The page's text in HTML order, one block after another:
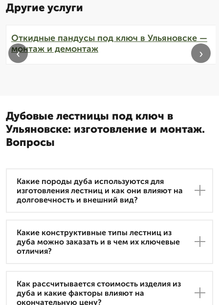
Другие услуги
Откидные пандусы под ключ в Ульяновске —
монтаж и демонтаж
‹ ›
Дубовые лестницы под ключ в
Ульяновске: изготовление и монтаж.
Вопросы
Какие породы дуба используются для
изготовления лестниц и как они влияют на
долговечность и внешний вид?
Какие конструктивные типы лестниц из
дуба можно заказать и в чем их ключевые
отличия?
Как рассчитывается стоимость изделия из
дуба и какие факторы влияют на
окончательную цену?